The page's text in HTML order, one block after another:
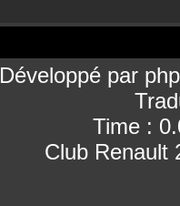
Développé par
Time :
Club Renault